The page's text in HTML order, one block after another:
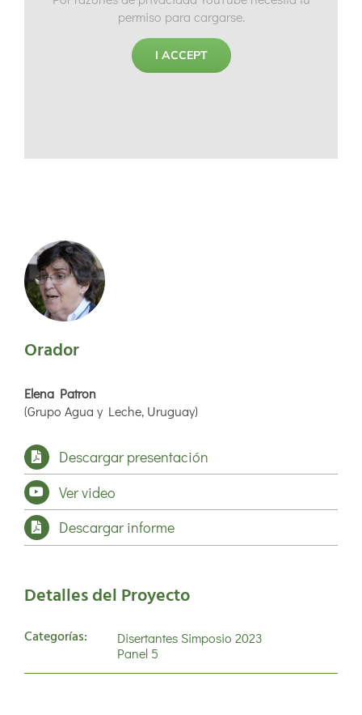
permiso para cargarse.
I ACCEPT
Orador
Elena Patron
(Grupo Agua y Leche, Uruguay)
Descargar presentación
Ver video
Descargar informe
Detalles del Proyecto
Categorías:
Disertantes Simposio 2023
Panel 5